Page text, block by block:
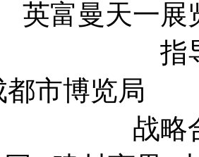
英富曼天一展
指
都市博览局
战略